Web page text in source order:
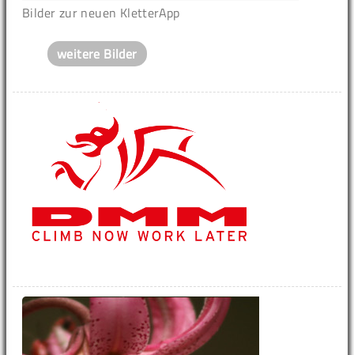
Bilder zur neuen KletterApp
weitere Bilder